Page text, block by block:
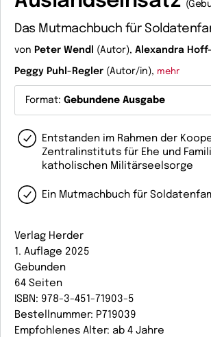
Das Mutmachbuch für
von Peter Wendl (Autor), Alexandra
Peggy Puhl-Regler (Autor/in), mehr
Format: Gebundene Ausgabe
Entstanden im Rahmen der
Zentralinstituts für Ehe und
katholischen Militärseelsorge
Ein Mutmachbuch für
Verlag Herder
1. Auflage 2025
Gebunden
64 Seiten
ISBN: 978-3-451-71903-5
Bestellnummer: P719039
Empfohlenes Alter: ab 4 Jahre